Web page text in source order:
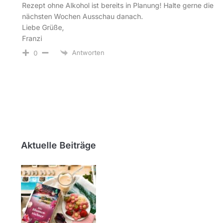
Rezept ohne Alkohol ist bereits in Planung! Halte gerne die
nächsten Wochen Ausschau danach.
Liebe Grüße,
Franzi
0 Antworten
Aktuelle Beiträge